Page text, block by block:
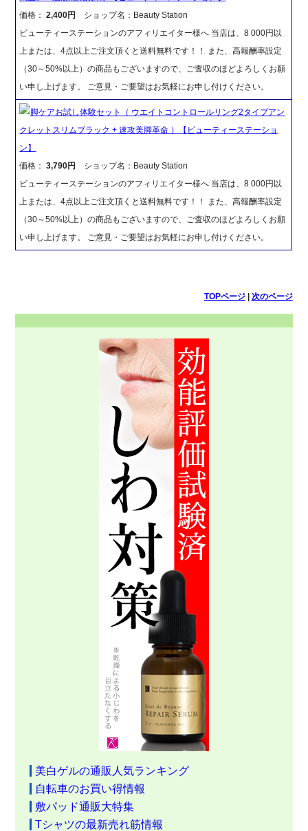
価格：2,400円
ショップ名：Beauty Station
ビューティーステーションのアフィリエイター様へ 当店は、8 000円以
上または、4点以上ご注文頂くと送料無料です！！ また、高報酬率設定
（30～50%以上）の商品もございますので、ご査収のほどよろしくお願
い申し上げます。 ご意見・ご要望はお気軽にお申し付けください。
脚ケアお試し体験セット（ ウエイトコントロールリング2タイプアン
クレットスリムブラック + 速攻美脚革命 ）【ビューティーステーショ
ン】
価格：3,790円
ショップ名：Beauty Station
ビューティーステーションのアフィリエイター様へ 当店は、8 000円以
上または、4点以上ご注文頂くと送料無料です！！ また、高報酬率設定
（30～50%以上）の商品もございますので、ご査収のほどよろしくお願
い申し上げます。 ご意見・ご要望はお気軽にお申し付けください。
TOPページ| 次のページ
美白ゲルの通販人気ランキング
自転車のお買い得情報
敷パッド通販大特集
Tシャツの最新売れ筋情報